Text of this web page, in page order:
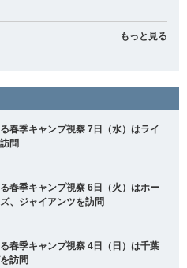
もっと見る
春季キャンプ視察 7日（水）はライ
問
春季キャンプ視察 6日（火）はホー
、ジャイアンツを訪問
春季キャンプ視察 4日（日）は千葉
訪問